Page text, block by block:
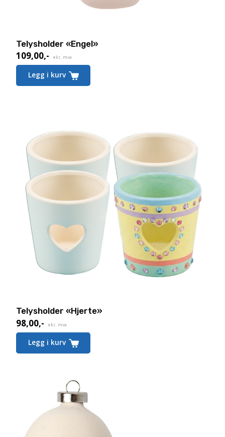
Telysholder «Engel»
109,00,- eks. mva.
Legg i kurv
Telysholder «Hjerte»
98,00,- eks. mva.
Legg i kurv